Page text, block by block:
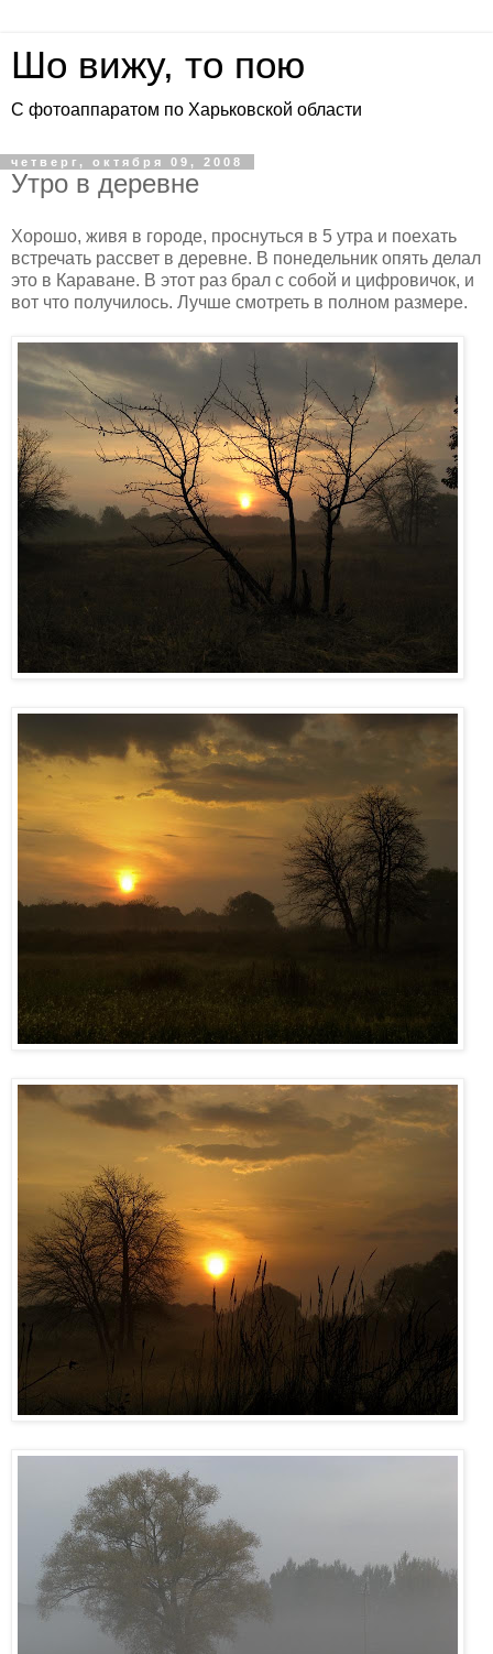
Шо вижу, то пою
С фотоаппаратом по Харьковской области
четверг, октября 09, 2008
Утро в деревне
Хорошо, живя в городе, проснуться в 5 утра и поехать
встречать рассвет в деревне. В понедельник опять делал
это в Караване. В этот раз брал с собой и цифровичок, и
вот что получилось. Лучше смотреть в полном размере.